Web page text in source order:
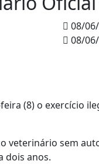
08/
08/
(8) o exercício
veterinário sem
dois anos.